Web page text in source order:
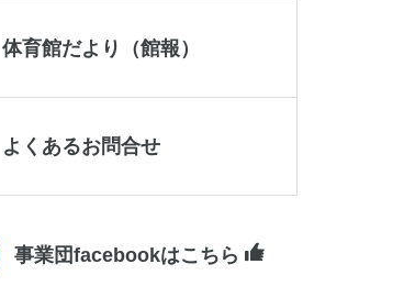
体育館だより（館報）
よくあるお問合せ
事業団facebookはこちら